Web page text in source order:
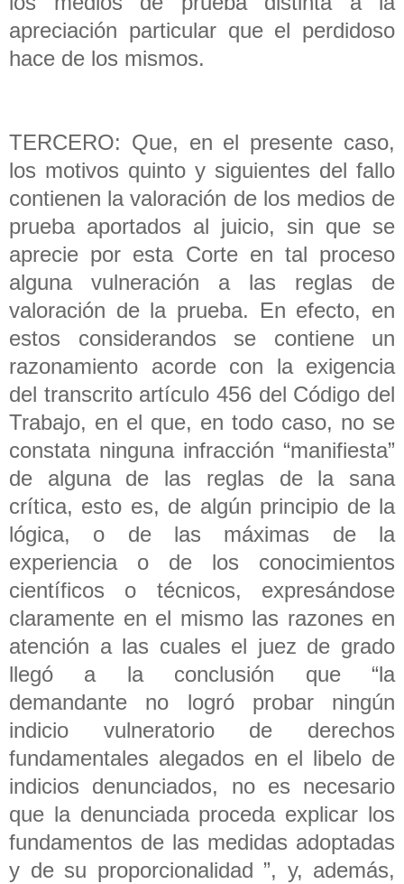
apreciación particular que el perdidoso
hace de los mismos.
TERCERO: Que, en el presente caso,
los motivos quinto y siguientes del fallo
contienen la valoración de los medios de
prueba aportados al juicio, sin que se
aprecie por esta Corte en tal proceso
alguna vulneración a las reglas de
valoración de la prueba. En efecto, en
estos considerandos se contiene un
razonamiento acorde con la exigencia
del transcrito artículo 456 del Código del
Trabajo, en el que, en todo caso, no se
constata ninguna infracción “manifiesta”
de alguna de las reglas de la sana
crítica, esto es, de algún principio de la
lógica, o de las máximas de la
experiencia o de los conocimientos
científicos o técnicos, expresándose
claramente en el mismo las razones en
atención a las cuales el juez de grado
llegó a la conclusión que “la
demandante no logró probar ningún
indicio vulneratorio de derechos
fundamentales alegados en el libelo de
indicios denunciados, no es necesario
que la denunciada proceda explicar los
fundamentos de las medidas adoptadas
y de su proporcionalidad ”, y, además,